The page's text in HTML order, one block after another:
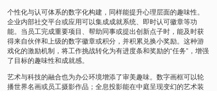
个性化与认可体系的数字化构建，同样能提升心理层面的趣味性。
企业内部社交平台或应用可以集成成就系统、即时认可徽章等功
能。当员工完成重要项目、帮助同事或提出创新点子时，能及时获
得来自伙伴和上级的数字徽章或积分，并积累兑换小奖励。这种游
戏化的激励机制，将工作挑战转化为有进度条和奖励的“任务”，增强
了目标的趣味性和成就感。
艺术与科技的融合也为办公环境增添了审美趣味。数字画框可以轮
播世界名画或员工摄影作品；全息投影能在中庭呈现变幻的艺术装